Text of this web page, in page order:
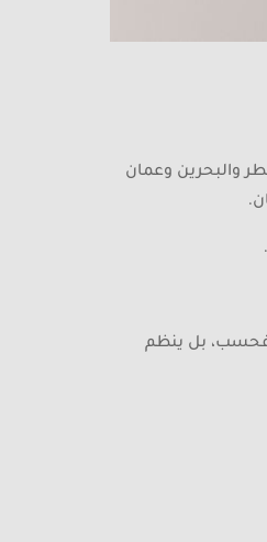
والبحرين وعمان
بل ينظم